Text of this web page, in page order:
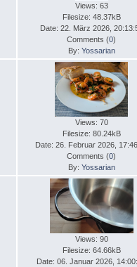
Views: 63
Filesize: 48.37kB
Date: 22. März 2026,
Comments (0)
By: Yossarian
Views: 70
Filesize: 80.24kB
Date: 26. Februar 2026,
Comments (0)
By: Yossarian
Views: 90
Filesize: 64.66kB
Date: 06. Januar 2026,